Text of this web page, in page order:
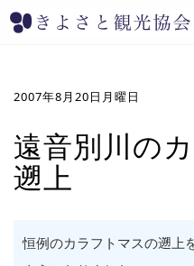
2007年8月20日月曜日
遠音別川の
遡上
恒例のカラフトマスの遡上